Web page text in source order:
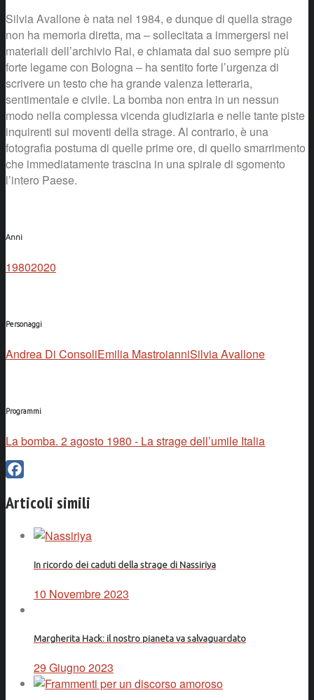
Silvia Avallone è nata nel 1984, e dunque di quella strage
non ha memoria diretta, ma – sollecitata a immergersi nei
materiali dell’archivio Rai, e chiamata dal suo sempre più
forte legame con Bologna – ha sentito forte l’urgenza di
scrivere un testo che ha grande valenza letteraria,
sentimentale e civile. La bomba non entra in un nessun
modo nella complessa vicenda giudiziaria e nelle tante piste
inquirenti sui moventi della strage. Al contrario, è una
fotografia postuma di quelle prime ore, di quello smarrimento
che immediatamente trascina in una spirale di sgomento
l’intero Paese.
Anni
19802020
Personaggi
Andrea Di ConsoliEmilia MastroianniSilvia Avallone
Programmi
La bomba. 2 agosto 1980 - La strage dell’umile Italia
Articoli simili
In ricordo dei caduti della strage di Nassiriya
10 Novembre 2023
Margherita Hack: il nostro pianeta va salvaguardato
29 Giugno 2023